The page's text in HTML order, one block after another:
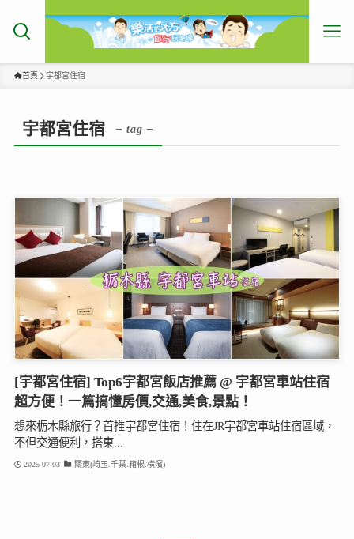
首頁 宇都宮住宿
宇都宮住宿 – tag –
[宇都宮住宿] Top6宇都宮飯店推薦 @ 宇都宮車站住宿
超方便！一篇搞懂房價,交通,美食,景點！
想來栃木縣旅行？首推宇都宮住宿！住在JR宇都宮車站住宿區域，
不但交通便利，搭東...
2025-07-03 關東(埼玉.千葉.箱根.橫濱)